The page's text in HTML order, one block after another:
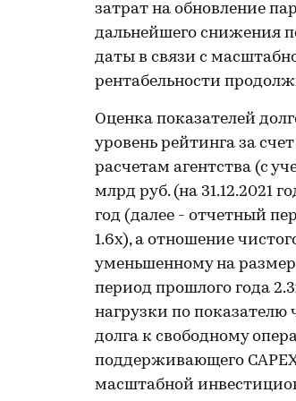
затрат на обновление
дальнейшего снижения
даты в связи с
рентабельности
Оценка показателей
уровень рейтинга за
расчетам агентства (с
млрд руб. (на 31.12.2021
год (далее - отчетный
1.6х), а отношение
уменьшенному на
период прошлого года
нагрузки по показателю
долга к свободному
поддерживающего
масштабной